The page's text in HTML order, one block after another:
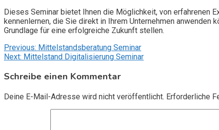
Dieses Seminar bietet Ihnen die Möglichkeit, von erfahrenen
kennenlernen, die Sie direkt in Ihrem Unternehmen anwenden
Grundlage für eine erfolgreiche Zukunft stellen.
Beitragsnavigation
Previous: Mittelstandsberatung Seminar
Next: Mittelstand Digitalisierung Seminar
Schreibe einen Kommentar
Deine E-Mail-Adresse wird nicht veröffentlicht. Erforderliche